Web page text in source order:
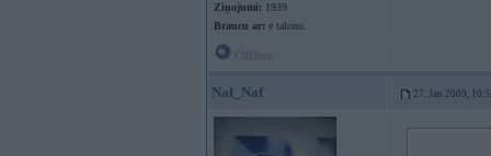
Ziņojumi: 1939
Braucu ar: e talonu.
Naf_Naf 27. Jan 2009,